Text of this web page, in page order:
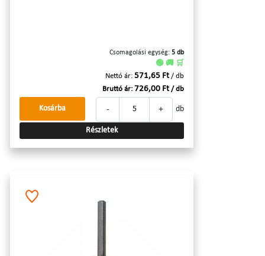
Csomagolási egység: 5 db
🟢 🚚 🛒
Nettó ár: 571,65 Ft / db
Bruttó ár: 726,00 Ft / db
- + db
Kosárba
Részletek